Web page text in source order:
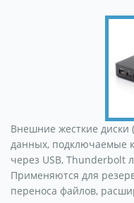
Внешние жесткие диски
данных, подключаемые
через USB, Thunderbolt
Применяются для
переноса файлов,